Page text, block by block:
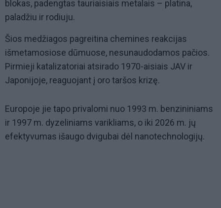
blokas, padengtas tauriaisiais metalais – platina,
paladžiu ir rodiuju.
Šios medžiagos pagreitina chemines reakcijas
išmetamosiose dūmuose, nesunaudodamos pačios.
Pirmieji katalizatoriai atsirado 1970-aisiais JAV ir
Japonijoje, reaguojant į oro taršos krizę.
Europoje jie tapo privalomi nuo 1993 m. benzininiams
ir 1997 m. dyzeliniams varikliams, o iki 2026 m. jų
efektyvumas išaugo dvigubai dėl nanotechnologijų.